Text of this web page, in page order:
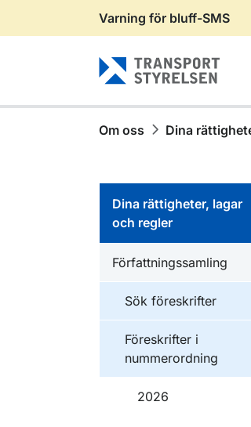
Gå till sidans innehåll
Varning för bluff-SMS
Om oss Dina
Dina rättigheter, lagar
och regler
Författningssamling
Sök föreskrifter
Föreskrifter i
nummerordning
2026